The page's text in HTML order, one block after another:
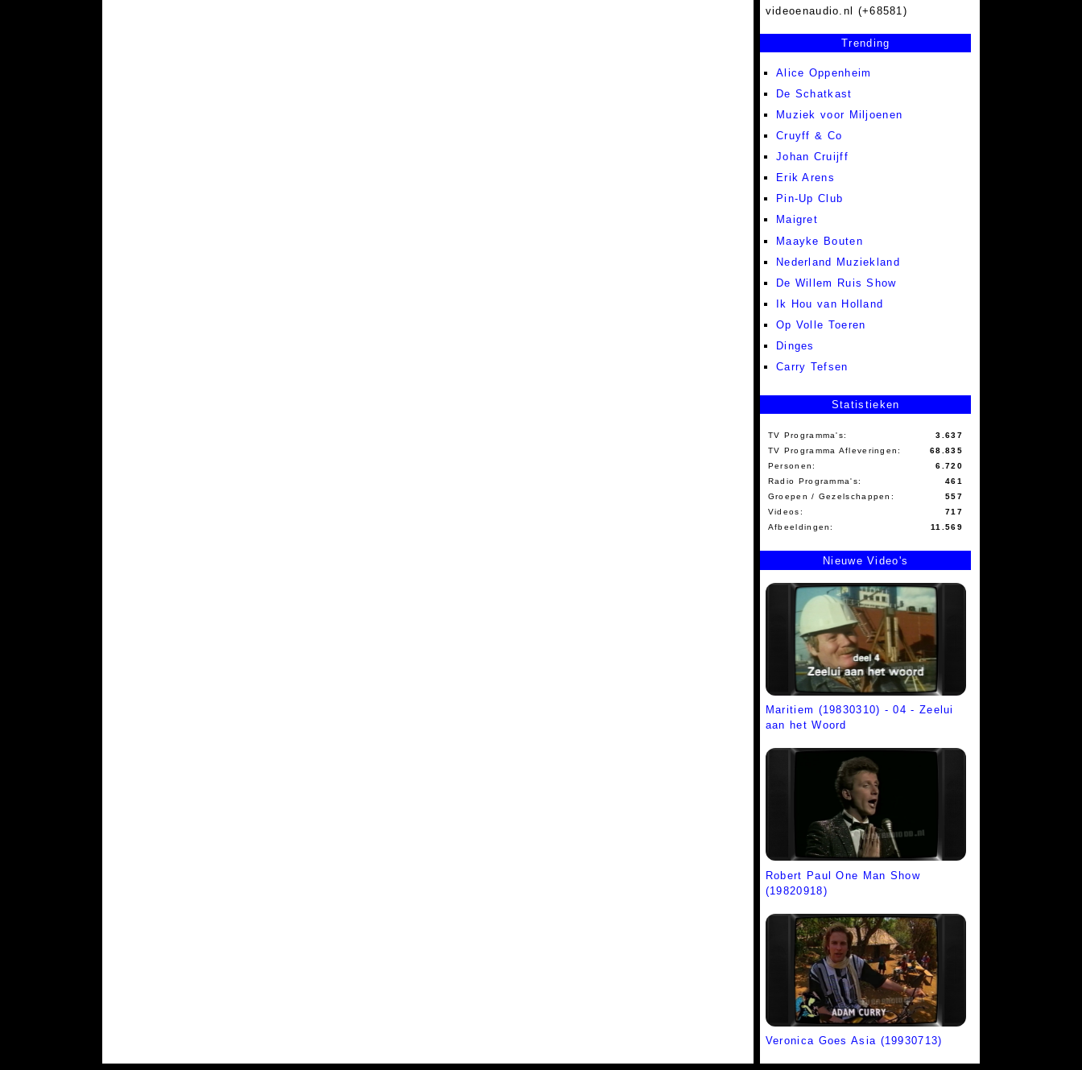
videoenaudio.nl (+68581)
Trending
Alice Oppenheim
De Schatkast
Muziek voor Miljoenen
Cruyff & Co
Johan Cruijff
Erik Arens
Pin-Up Club
Maigret
Maayke Bouten
Nederland Muziekland
De Willem Ruis Show
Ik Hou van Holland
Op Volle Toeren
Dinges
Carry Tefsen
Statistieken
TV Programma's:
3.637
TV Programma Afleveringen:
68.835
Personen:
6.720
Radio Programma's:
461
Groepen / Gezelschappen:
557
Videos:
717
Afbeeldingen:
11.569
Nieuwe Video's
Maritiem (19830310) - 04 - Zeelui
aan het Woord
Robert Paul One Man Show
(19820918)
Veronica Goes Asia (19930713)